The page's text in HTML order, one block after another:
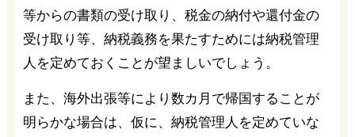
等からの書類の受け取り、税金の納付や還付金の
受け取り等、納税義務を果たすためには納税管理
人を定めておくことが望ましいでしょう。
また、海外出張等により数カ月で帰国することが
明らかな場合は、仮に、納税管理人を定めていな